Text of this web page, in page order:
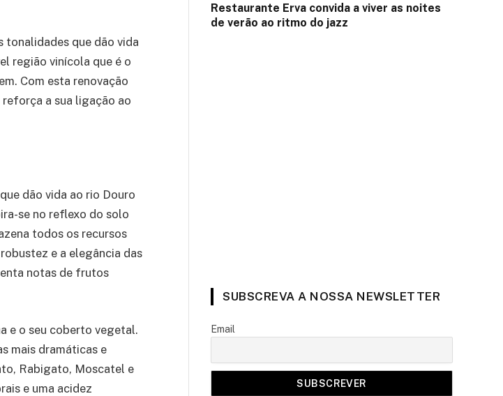
tonalidades que dão vida
região vinícola que é o
Com esta renovação
a sua ligação ao
dão vida ao rio Douro
se no reflexo do solo
todos os recursos
e a elegância das
notas de frutos
e o seu coberto vegetal.
mais dramáticas e
Rabigato, Moscatel e
e uma acidez
Restaurante Erva convida a viver as noites
de verão ao ritmo do jazz
SUBSCREVA A NOSSA NEWSLETTER
Email